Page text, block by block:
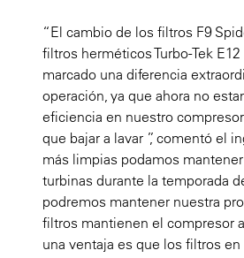
“El cambio de los filtros F9
filtros herméticos Turbo-Tek
marcado una diferencia
operación, ya que ahora no
eficiencia en nuestro
que bajar a lavar ”, comentó el
más limpias podamos
turbinas durante la temporada
podremos mantener nuestra
filtros mantienen el compresor
una ventaja es que los filtros en